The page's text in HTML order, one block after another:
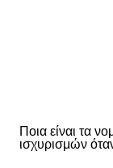
Ποια είναι τα
ισχυρισμών